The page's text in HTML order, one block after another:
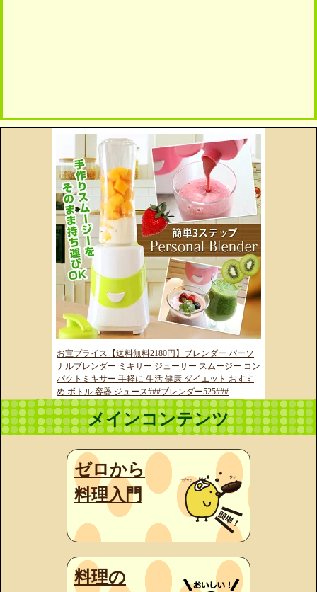
お宝プライス【送料無料2180円】ブレンダー パーソ
ナルブレンダー ミキサー ジューサー スムージー コン
パクトミキサー 手軽に 生活 健康 ダイエット おすす
め ボトル 容器 ジュース###ブレンダー525###
メインコンテンツ
ゼロから
料理入門
料理の